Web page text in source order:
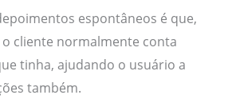
espontâneos é que,
cliente normalmente conta
tinha, ajudando o usuário a
também.